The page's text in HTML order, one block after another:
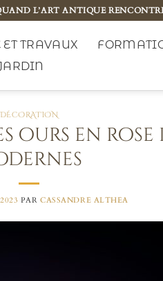
L’ART ANTIQUE
TRAVAUX
DÉCORATION
ours en rose
PARCASSANDRE ALTHEA